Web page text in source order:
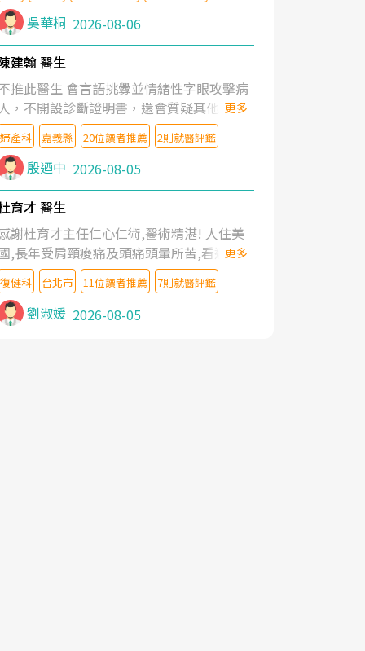
吳華桐 2026-08-06
建翰 醫生
推此醫生 會言語挑釁並情緒性字眼攻擊病
，不開設診斷證明書，還會質疑其他醫生
判斷！
更多
婦產科 嘉義縣 20位讀者推薦 2則就醫評鑑
殷迺中 2026-08-05
育才 醫生
謝杜育才主任仁心仁術,醫術精湛! 人住美
,長年受肩頸痠痛及頭痛頭暈所苦,看遍名醫
授,做了各種檢查,也嘗試過西醫打針,中醫
灸及物理徒手治療都沒有用,後來連吃到嗎
類止痛藥都效果有限,只是壓症狀,沒多久就
起來,多年失眠嚴重影響生活品質. 台灣親
更多
復健科 台北市 11位讀者推薦 7則就醫評鑑
劉淑媛 2026-08-05